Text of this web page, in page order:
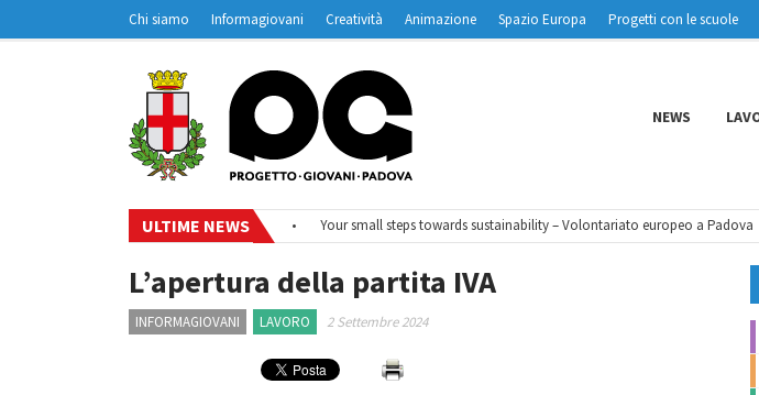
Chi siamo Informagiovani Creatività Animazione Spazio Europa Progetti con le scuole
Contatti
Padovanet
NEWS
ULTIME NEWS
#EurodeskOnAir – Ciclo di webinar • Your small steps towards sustainability – Volontariato europeo a Padova •
L’apertura della partita IVA
INFORMAGIOVANI LAVORO 2 Settembre 2024